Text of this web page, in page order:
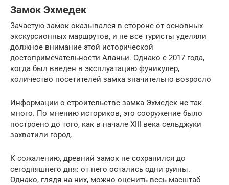
Замок Эхмедек
Зачастую замок оказывался в стороне от основных
экскурсионных маршрутов, и не все туристы уделяли
должное внимание этой исторической
достопримечательности Аланьи. Однако с 2017 года,
когда был введен в эксплуатацию фуникулер,
количество посетителей замка значительно возросло
Информации о строительстве замка Эхмедек не так
много. По мнению историков, это сооружение было
построено до того, как в начале XIII века сельджуки
захватили город.
К сожалению, древний замок не сохранился до
сегодняшнего дня: от него остались одни руины.
Однако, глядя на них, можно оценить весь масштаб